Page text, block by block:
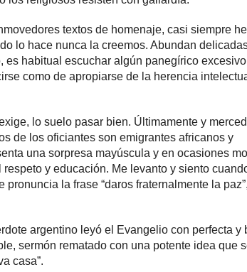
textos de homenaje, casi siempre
lo hace nunca la creemos. Abundan
habitual escuchar algún panegírico
como de apropiarse de la herencia
lo suelo pasar bien. Últimamente y
de los oficiantes son emigrantes africanos y
una sorpresa mayúscula y en ocasiones
y educación. Me levanto y siento
la frase “daros fraternalmente la paz”,
argentino leyó el Evangelio con perfecta y
sermón rematado con una potente idea que
casa”.